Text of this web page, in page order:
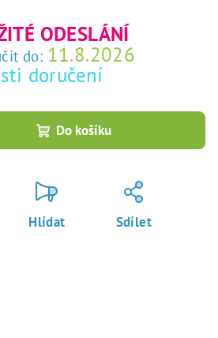
ODESLÁNÍ
do: 11.8.2026
doručení
Do košíku
Hlídat Sdílet